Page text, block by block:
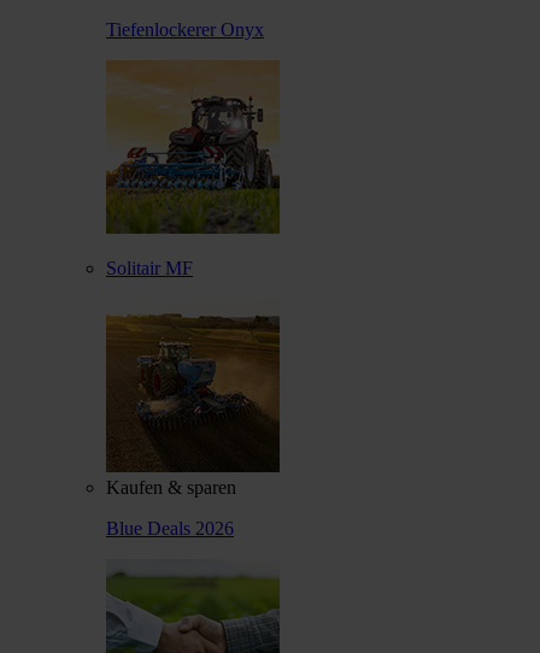
Tiefenlockerer Onyx
Solitair MF
Kaufen & sparen
Blue Deals 2026